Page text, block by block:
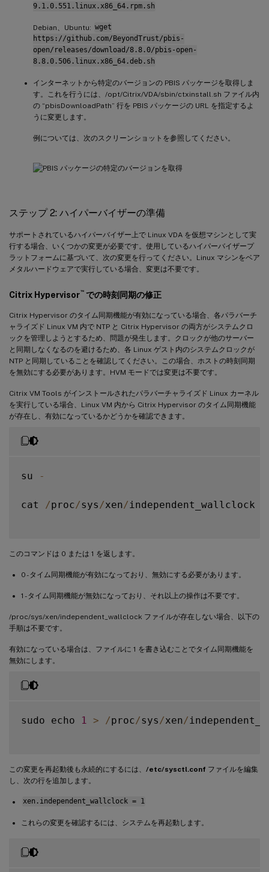
9.1.0.551.linux.x86_64.rpm.sh
Debian、Ubuntu: wget
https://github.com/BeyondTrust/pbis-
open/releases/download/8.8.0/pbis-open-
8.8.0.506.linux.x86_64.deb.sh
インターネットから特定のバージョンの PBIS パッケージを取得しま
す。これを行うには、/opt/Citrix/VDA/sbin/ctxinstall.sh ファイル内
の “pbisDownloadPath” 行を PBIS パッケージの URL を指定するよ
うに変更します。
例については、次のスクリーンショットを参照してください。
ステップ 2: ハイパーバイザーの準備
サポートされているハイパーバイザー上で Linux VDA を仮想マシンとして実
行する場合、いくつかの変更が必要です。使用しているハイパーバイザープ
ラットフォームに基づいて、次の変更を行ってください。Linux マシンをベア
メタルハードウェアで実行している場合、変更は不要です。
Citrix Hypervisor™ での時刻同期の修正
Citrix Hypervisor のタイム同期機能が有効になっている場合、各パラバーチ
ャライズド Linux VM 内で NTP と Citrix Hypervisor の両方がシステムクロ
ックを管理しようとするため、問題が発生します。クロックが他のサーバー
と同期しなくなるのを避けるため、各 Linux ゲスト内のシステムクロックが
NTP と同期していることを確認してください。この場合、ホストの時刻同期
を無効にする必要があります。HVM モードでは変更は不要です。
Citrix VM Tools がインストールされたパラバーチャライズド Linux カーネル
を実行している場合、Linux VM 内から Citrix Hypervisor のタイム同期機能
が存在し、有効になっているかどうかを確認できます。
su -
cat /proc/sys /xen/ independent_wallclock
このコマンドは 0 または 1 を返します。
0 - タイム同期機能が有効になっており、無効にする必要があります。
1 - タイム同期機能が無効になっており、それ以上の操作は不要です。
/proc/sys/xen/independent_wallclock ファイルが存在しない場合、以下の
手順は不要です。
有効になっている場合は、ファイルに 1 を書き込むことでタイム同期機能を
無効にします。
sudo echo 1 > /proc/sys /xen/
この変更を再起動後も永続的にするには、 /etc/sysctl.conf ファイルを編集
し、次の行を追加します。
xen.independent_wallclock = 1
これらの変更を確認するには、システムを再起動します。